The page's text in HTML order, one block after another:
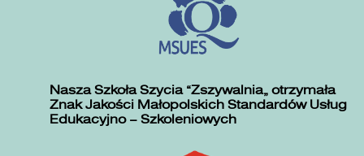
Nasza Szkoła Szycia „Zszywalnia” otrzymała
Znak Jakości Małopolskich Standardów Usług
Edukacyjno – Szkoleniowych